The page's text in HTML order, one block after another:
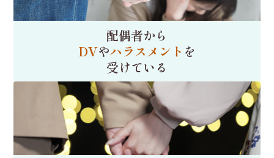
配偶者から
DVやハラスメント を
受けている